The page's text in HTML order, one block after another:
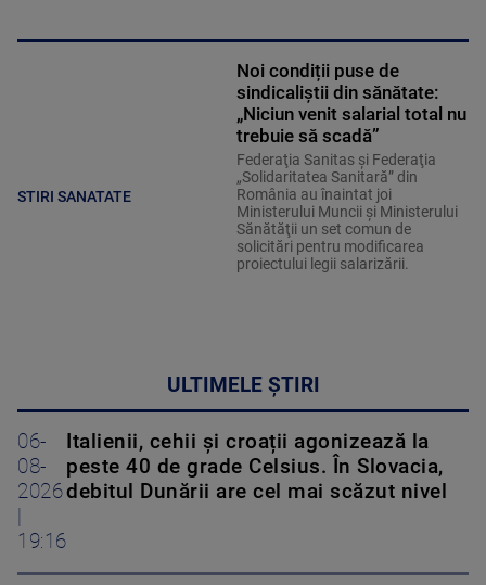
STIRI SANATATE
Noi condiții puse de
sindicaliștii din sănătate:
„Niciun venit salarial total nu
trebuie să scadă”
Federaţia Sanitas şi Federaţia
„Solidaritatea Sanitară” din
România au înaintat joi
Ministerului Muncii şi Ministerului
Sănătăţii un set comun de
solicitări pentru modificarea
proiectului legii salarizării.
ULTIMELE ȘTIRI
06-
08-
2026
19:16
Italienii, cehii și croații agonizează la
peste 40 de grade Celsius. În Slovacia,
debitul Dunării are cel mai scăzut nivel